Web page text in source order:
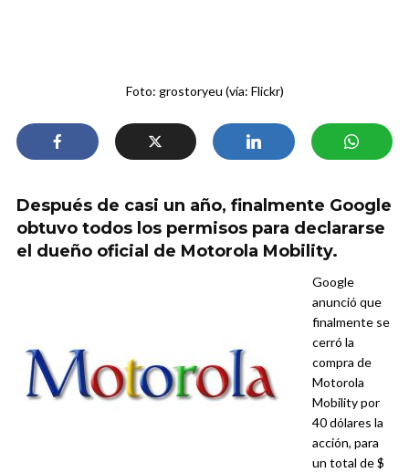
Foto: grostoryeu (vía: Flickr)
Después de casi un año, finalmente Google
obtuvo todos los permisos para declararse
el dueño oficial de Motorola Mobility.
Google
anunció que
finalmente se
cerró la
compra de
Motorola
Mobility por
40 dólares la
acción, para
un total de $